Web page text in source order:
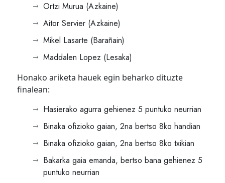
Ortzi Murua (Azkaine)
Aitor Servier (Azkaine)
Mikel Lasarte (Barañain)
Maddalen Lopez (Lesaka)
Honako ariketa hauek egin beharko dituzte
finalean:
Hasierako agurra gehienez 5 puntuko neurrian
Binaka ofizioko gaian, 2na bertso 8ko handian
Binaka ofizioko gaian, 2na bertso 8ko txikian
Bakarka gaia emanda, bertso bana gehienez 5
puntuko neurrian